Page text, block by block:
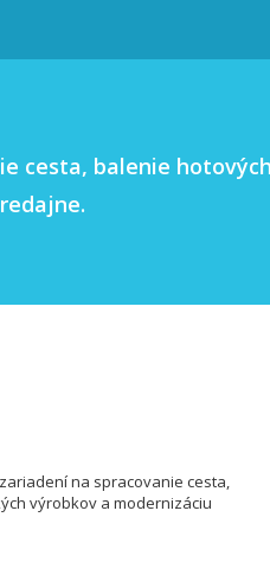
cesta, balenie hotových
na spracovanie cesta,
výrobkov a modernizáciu